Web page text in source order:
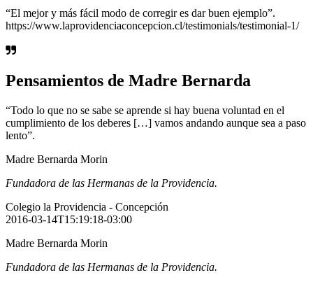
“El mejor y más fácil modo de corregir es dar buen ejemplo”.
https://www.laprovidenciaconcepcion.cl/testimonials/testimonial-1/
Pensamientos de Madre Bernarda
“Todo lo que no se sabe se aprende si hay buena voluntad en el
cumplimiento de los deberes […] vamos andando aunque sea a paso
lento”.
Madre Bernarda Morin
Fundadora de las Hermanas de la Providencia.
Colegio la Providencia - Concepción
2016-03-14T15:19:18-03:00
Madre Bernarda Morin
Fundadora de las Hermanas de la Providencia.